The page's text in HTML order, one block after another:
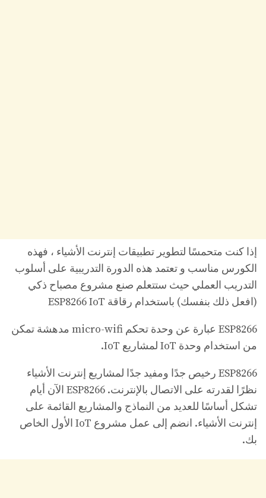
إذا كنت متحمسًا لتطوير تطبيقات إنترنت الأشياء ، فهذه
الكورس مناسب و تعتمد هذه الدورة التدريبية على أسلوب
التدريب العملي حيث ستتعلم صنع مشروع مصباح ذكي
(افعل ذلك بنفسك) باستخدام رقاقة ESP8266 IoT
ESP8266 عبارة عن وحدة تحكم micro-wifi مدهشة تمكن
من استخدام وحدة IoT لمشاريع IoT.
ESP8266 رخيص جدًا ومفيد جدًا لمشاريع إنترنت الأشياء
نظرًا لقدرته على الاتصال بالإنترنت. ESP8266 الآن أيام
تشكل أساسًا للعديد من النماذج والمشاريع القائمة على
إنترنت الأشياء. انضم إلى عمل مشروع IoT الأول الخاص
بك.